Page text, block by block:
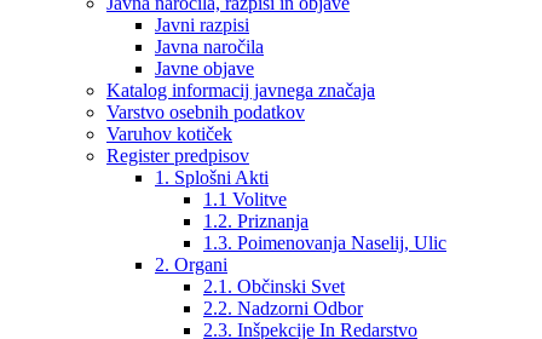
Javni razpisi
Javna naročila
Javne objave
Katalog informacij javnega značaja
Varstvo osebnih podatkov
Varuhov kotiček
Register predpisov
1. Splošni Akti
1.1 Volitve
1.2. Priznanja
1.3. Poimenovanja Naselij, Ulic
2. Organi
2.1. Občinski Svet
2.2. Nadzorni Odbor
2.3. Inšpekcije In Redarstvo